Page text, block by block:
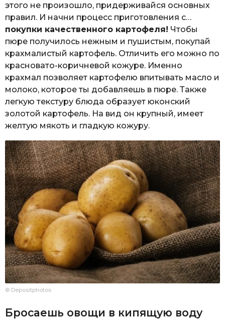
этого не произошло, придерживайся основных
правил. И начни процесс приготовления с…
покупки качественного картофеля! Чтобы
пюре получилось нежным и пушистым, покупай
крахмалистый картофель. Отличить его можно по
красновато-коричневой кожуре. Именно
крахмал позволяет картофелю впитывать масло и
молоко, которое ты добавляешь в пюре. Также
легкую текстуру блюда образует юконский
золотой картофель. На вид он крупный, имеет
желтую мякоть и гладкую кожуру.
© Depositphotos
Бросаешь овощи в кипящую воду